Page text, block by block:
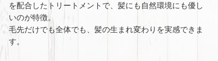
を配合したトリートメントで、髪にも自然環境にも優し
いのが特徴。
毛先だけでも全体でも、髪の生まれ変わりを実感できま
す。